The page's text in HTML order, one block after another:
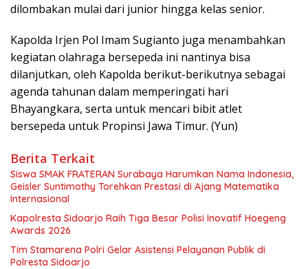
dilombakan mulai dari junior hingga kelas senior.
Kapolda Irjen Pol Imam Sugianto juga menambahkan
kegiatan olahraga bersepeda ini nantinya bisa
dilanjutkan, oleh Kapolda berikut-berikutnya sebagai
agenda tahunan dalam memperingati hari
Bhayangkara, serta untuk mencari bibit atlet
bersepeda untuk Propinsi Jawa Timur. (Yun)
Berita Terkait
Siswa SMAK FRATERAN Surabaya Harumkan Nama Indonesia,
Geisler Suntimothy Torehkan Prestasi di Ajang Matematika
Internasional
Kapolresta Sidoarjo Raih Tiga Besar Polisi Inovatif Hoegeng
Awards 2026
Tim Stamarena Polri Gelar Asistensi Pelayanan Publik di
Polresta Sidoarjo